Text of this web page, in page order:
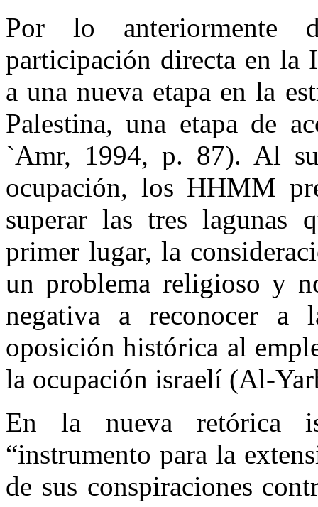
Por lo anteriormente
participación directa en la
a una nueva etapa en la
Palestina, una etapa de
`Amr, 1994, p. 87). Al
ocupación, los HHMM
superar las tres lagunas
primer lugar, la
un problema religioso y
negativa a reconocer
oposición histórica al
la ocupación israelí (Al-
En la nueva retórica
“instrumento para la
de sus conspiraciones